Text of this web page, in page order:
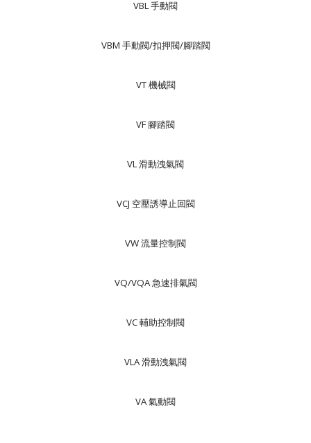
VBL 手動閥
VBM 手動閥/扣押閥/腳踏閥
VT 機械閥
VF 腳踏閥
VL 滑動洩氣閥
VCJ 空壓誘導止回閥
VW 流量控制閥
VQ/VQA 急速排氣閥
VC 輔助控制閥
VLA 滑動洩氣閥
VA 氣動閥